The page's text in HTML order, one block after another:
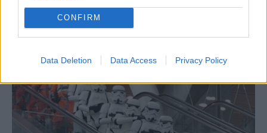
CONFIRM
Data Deletion Data Access Privacy Policy